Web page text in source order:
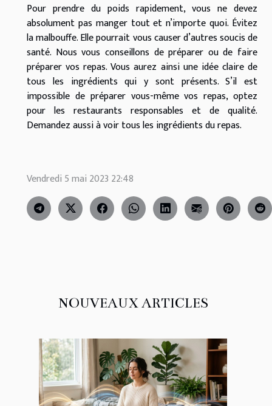
NOUVEAUX ARTICLES
Pour prendre du poids rapidement, vous ne devez
absolument pas manger tout et n’importe quoi. Évitez
la malbouffe. Elle pourrait vous causer d’autres soucis de
santé. Nous vous conseillons de préparer ou de faire
préparer vos repas. Vous aurez ainsi une idée claire de
tous les ingrédients qui y sont présents. S’il est
impossible de préparer vous-même vos repas, optez
pour les restaurants responsables et de qualité.
Demandez aussi à voir tous les ingrédients du repas.
Vendredi 5 mai 2023 22:48